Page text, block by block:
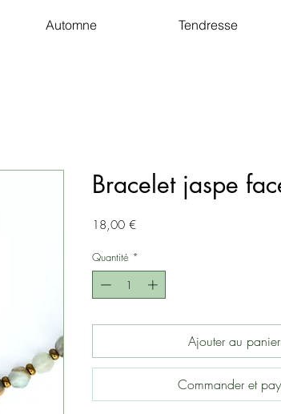
Automne Tendresse
Bracelet jaspe
18,00 €Prix
Quantité *
Ajouter au panier
Commander et